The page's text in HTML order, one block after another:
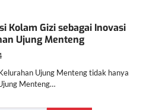
Kolam Gizi sebagai Inovasi
Ujung Menteng
Ujung Menteng tidak hanya
Menteng…